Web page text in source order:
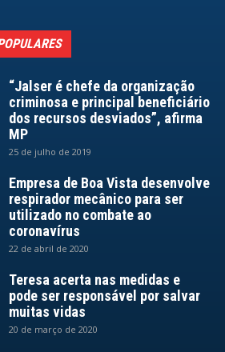
“Jalser é chefe da organização
criminosa e principal beneficiário
dos recursos desviados”, afirma
MP
25 de julho de 2019
Empresa de Boa Vista desenvolve
respirador mecânico para ser
utilizado no combate ao
coronavírus
22 de abril de 2020
Teresa acerta nas medidas e
pode ser responsável por salvar
muitas vidas
20 de março de 2020